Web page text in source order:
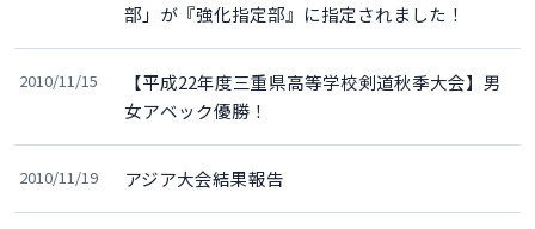
部」が『強化指定部』に指定されました！
2010/11/15
【平成22年度三重県高等学校剣道秋季大会】男
女アベック優勝！
2010/11/19 アジア大会結果報告